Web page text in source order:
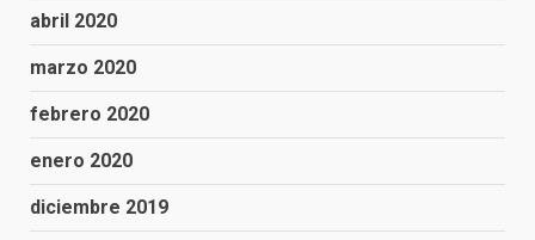
abril 2020
marzo 2020
febrero 2020
enero 2020
diciembre 2019